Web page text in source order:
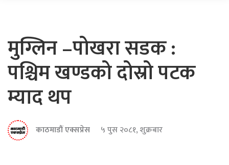
मुग्लिन –पोखरा सडक :
पश्चिम खण्डको दोस्रो पटक
म्याद थप
काठमाडौं एक्सप्रेस ५ पुस २०८१, शुक्रबार